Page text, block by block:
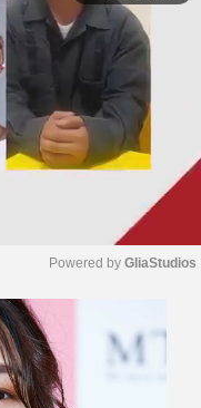
t
Powered by GliaStudios